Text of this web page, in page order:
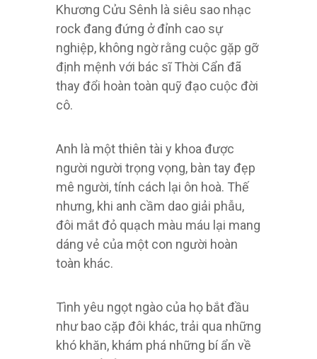
Khương Cửu Sênh là siêu sao nhạc
rock đang đứng ở đỉnh cao sự
nghiệp, không ngờ rằng cuộc gặp gỡ
định mệnh với bác sĩ Thời Cẩn đã
thay đổi hoàn toàn quỹ đạo cuộc đời
cô.
Anh là một thiên tài y khoa được
người người trọng vọng, bàn tay đẹp
mê người, tính cách lại ôn hoà. Thế
nhưng, khi anh cầm dao giải phẫu,
đôi mắt đỏ quạch màu máu lại mang
dáng vẻ của một con người hoàn
toàn khác.
Tình yêu ngọt ngào của họ bắt đầu
như bao cặp đôi khác, trải qua những
khó khăn, khám phá những bí ẩn về